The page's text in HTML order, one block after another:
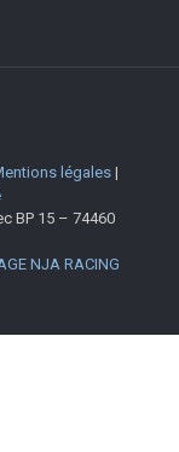
légales|
BP 15 – 74460
NJA RACING